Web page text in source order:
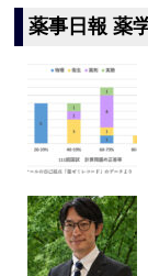
薬事日報 薬